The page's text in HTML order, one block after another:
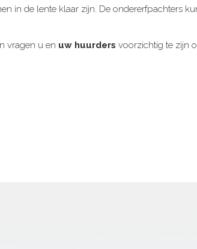
in de lente klaar zijn. De ondererfpachters
vragen u en uw huurders voorzichtig te zijn